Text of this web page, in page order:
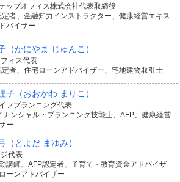
ップオフィス株式会社代表取締役
者、金融知力インストラクター、健康経営エキス
バイザー
（かにやま じゅんこ）
ィス代表
者、住宅ローンアドバイザー、宅地建物取引士
子 （おおかわ まりこ）
フプランニング代表
ナンシャル・プランニング技能士、AFP、健康経営
ー
（とよだ まゆみ）
代表
講師、AFP認定者、子育て・教育資金アドバイザ
ーンアドバイザー